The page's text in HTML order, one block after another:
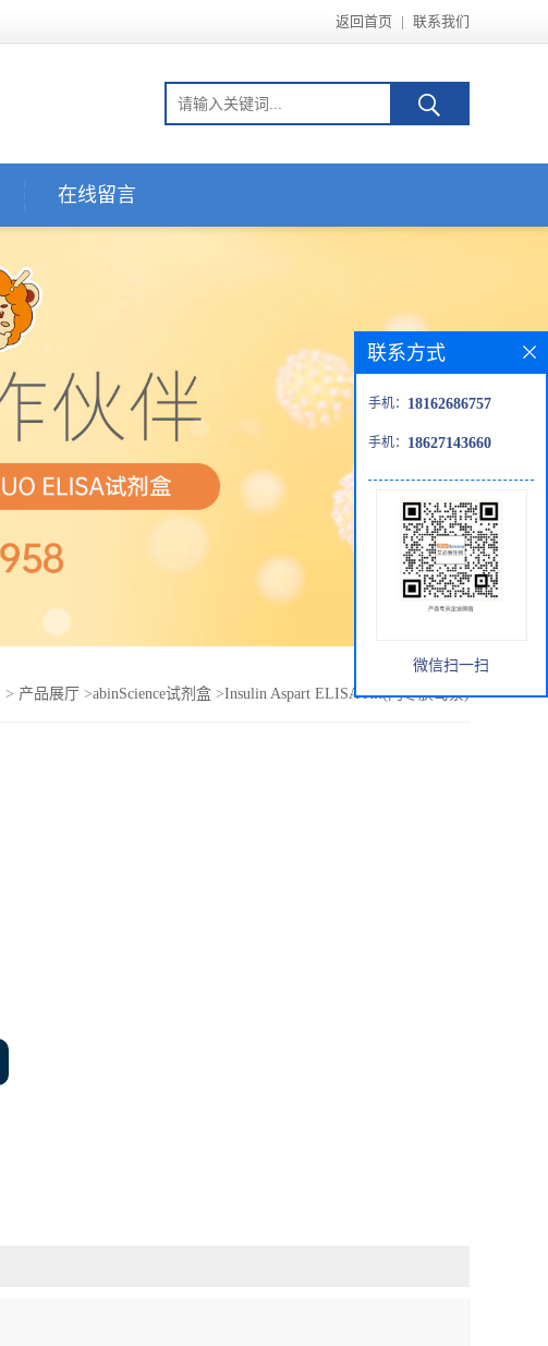
返回首页 | 联系我们
在线留言
> 产品展厅 >abinScience试剂盒 >Insulin Aspart ELISA Kit(门冬胰岛素)
联系方式
手机： 18162686757
手机： 18627143660
微信扫一扫